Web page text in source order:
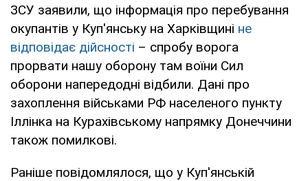
ЗСУ заявили, що інформація про перебування
окупантів у Куп'янську на Харківщині не
відповідає дійсності – спробу ворога
прорвати нашу оборону там воїни Сил
оборони напередодні відбили. Дані про
захоплення військами РФ населеного пункту
Іллінка на Курахівському напрямку Донеччини
також помилкові.
Раніше повідомлялося, що у Куп'янській